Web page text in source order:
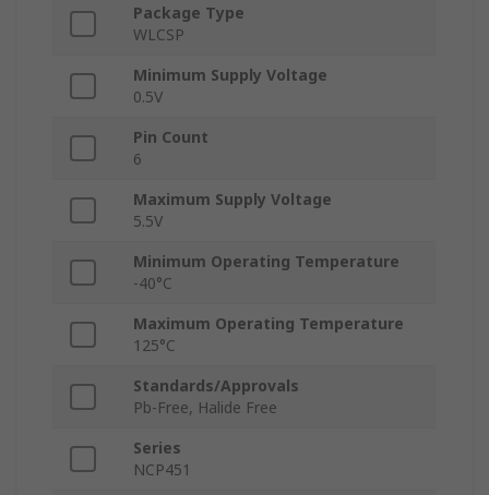
Package Type
WLCSP
Minimum Supply Voltage
0.5V
Pin Count
6
Maximum Supply Voltage
5.5V
Minimum Operating Temperature
-40°C
Maximum Operating Temperature
125°C
Standards/Approvals
Pb-Free, Halide Free
Series
NCP451